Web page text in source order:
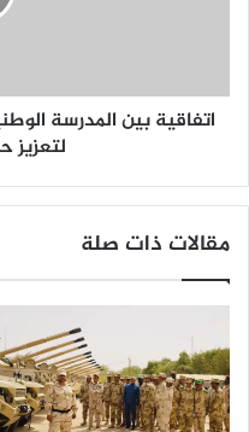
اتفاقية بين المدرسة
لتعزيز
مقالات ذات صلة